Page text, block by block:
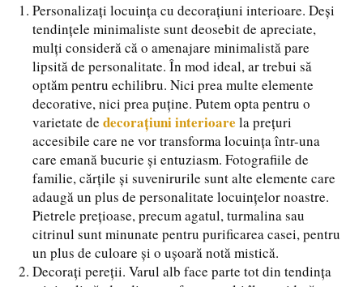
Personalizați locuința cu decorațiuni interioare. Deși
tendințele minimaliste sunt deosebit de apreciate,
mulți consideră că o amenajare minimalistă pare
lipsită de personalitate. În mod ideal, ar trebui să
optăm pentru echilibru. Nici prea multe elemente
decorative, nici prea puține. Putem opta pentru o
varietate de decorațiuni interioare la prețuri
accesibile care ne vor transforma locuința într-una
care emană bucurie și entuziasm. Fotografiile de
familie, cărțile și suvenirurile sunt alte elemente care
adaugă un plus de personalitate locuințelor noastre.
Pietrele prețioase, precum agatul, turmalina sau
citrinul sunt minunate pentru purificarea casei, pentru
un plus de culoare și o ușoară notă mistică.
Decorați pereții. Varul alb face parte tot din tendința